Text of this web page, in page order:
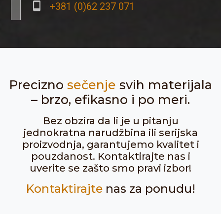
+381 (0)62 237 071
Precizno sečenje svih materijala
– brzo, efikasno i po meri.
Bez obzira da li je u pitanju
jednokratna narudžbina ili serijska
proizvodnja, garantujemo kvalitet i
pouzdanost. Kontaktirajte nas i
uverite se zašto smo pravi izbor!
Kontaktirajtenas za ponudu!